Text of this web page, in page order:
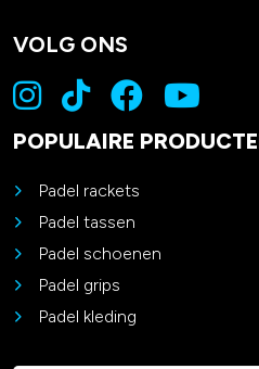
VOLG ONS
POPULAIRE
Padel rackets
Padel tassen
Padel schoenen
Padel grips
Padel kleding